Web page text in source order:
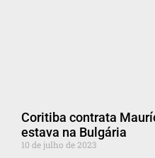
Coritiba contrata
estava na Bulgária
10 de julho de 2023